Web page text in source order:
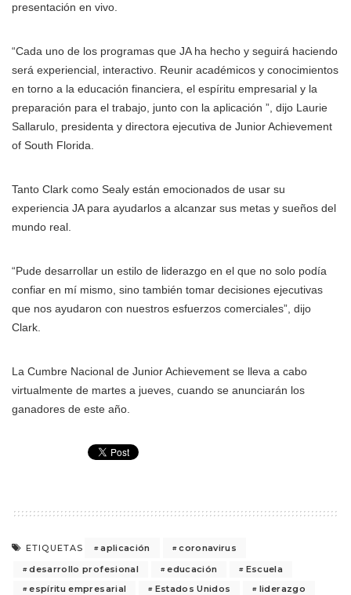
presentación en vivo.
“Cada uno de los programas que JA ha hecho y seguirá haciendo
será experiencial, interactivo. Reunir académicos y conocimientos
en torno a la educación financiera, el espíritu empresarial y la
preparación para el trabajo, junto con la aplicación ”, dijo Laurie
Sallarulo, presidenta y directora ejecutiva de Junior Achievement
of South Florida.
Tanto Clark como Sealy están emocionados de usar su
experiencia JA para ayudarlos a alcanzar sus metas y sueños del
mundo real.
“Pude desarrollar un estilo de liderazgo en el que no solo podía
confiar en mí mismo, sino también tomar decisiones ejecutivas
que nos ayudaron con nuestros esfuerzos comerciales”, dijo
Clark.
La Cumbre Nacional de Junior Achievement se lleva a cabo
virtualmente de martes a jueves, cuando se anunciarán los
ganadores de este año.
ETIQUETAS aplicación
coronavirus
desarrollo profesional
educación
Escuela
espíritu empresarial
Estados Unidos liderazgo